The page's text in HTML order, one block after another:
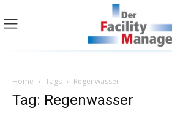
Home Tags Regenwasser
Tag: Regenwasser